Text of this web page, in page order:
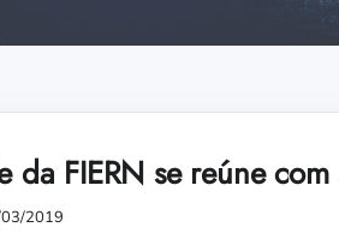
da FIERN se reúne
2019